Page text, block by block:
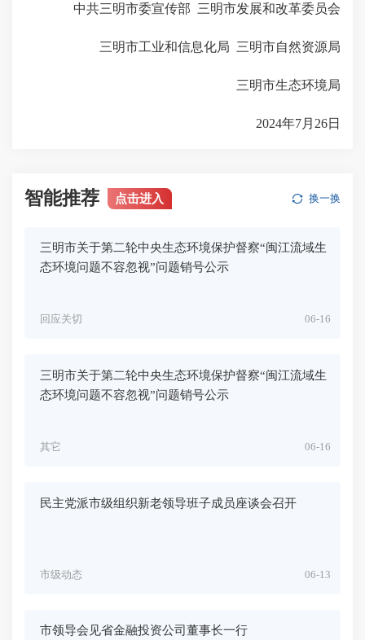
中共三明市委宣传部 三明市发展和改革委员会
三明市工业和信息化局 三明市自然资源局
三明市生态环境局
2024年7月26日
智能推荐 点击进入 换一换
三明市关于第二轮中央生态环境保护督察“闽江流域生
态环境问题不容忽视”问题销号公示
06-16
回应关切
三明市关于第二轮中央生态环境保护督察“闽江流域生
态环境问题不容忽视”问题销号公示
06-16
其它
民主党派市级组织新老领导班子成员座谈会召开
06-13
市级动态
市领导会见省金融投资公司董事长一行